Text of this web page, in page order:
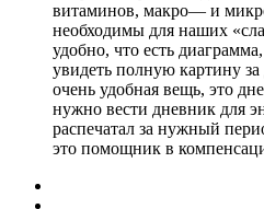
витаминов, макро— и
необходимы для наших
удобно, что есть
увидеть полную картину
очень удобная вещь, это
нужно вести дневник для
распечатал за нужный
это помощник в